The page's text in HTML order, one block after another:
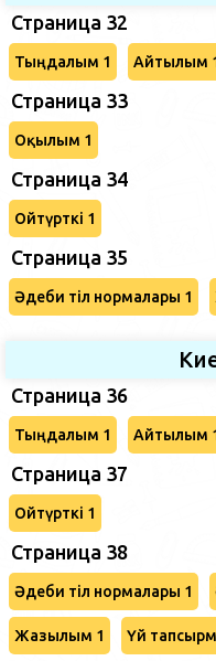
Страница 32
Тыңдалым 1 Айтылым
Страница 33
Оқылым 1
Страница 34
Ойтүрткі 1
Страница 35
Әдеби тіл нормалары 1
Страница 36
Тыңдалым 1 Айтылым
Страница 37
Ойтүрткі 1
Страница 38
Әдеби тіл нормалары 1
Жазылым 1 Үй